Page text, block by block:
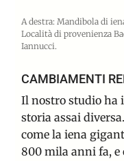
A destra: Mandibola di
Località di provenienza
Iannucci.
CAMBIAMENTI
Il nostro studioha
storia assai
come la iena
800 mila anni fa, e